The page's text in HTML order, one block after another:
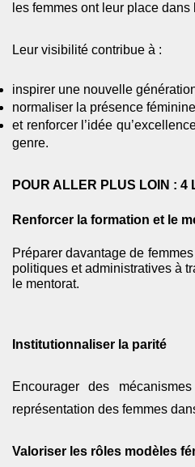
les femmes ont leur place
Leur visibilité contribue à :
inspirer une nouvelle
normaliser la présence
et renforcer l’idée
genre.
POUR ALLER PLUS LOIN : 4
Renforcer la formation et le
Préparer davantage de
politiques et administratives à
le mentorat.
Institutionnaliser la parité
Encourager des
représentation des femmes
Valoriser les rôles modèles